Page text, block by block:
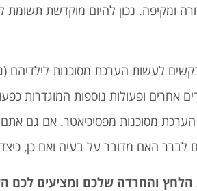
ומקיפה. נכון להיום מוקדשת
לעשות הערכת מסוכנות לילדיהם
אחרים ופעולות נוספות המוגדרות
מסוכנות מפסיכיאטר. אם גם
לברר האם מדובר על בעיה ואם כן,
והחרדה שלכם ומציעים לכם